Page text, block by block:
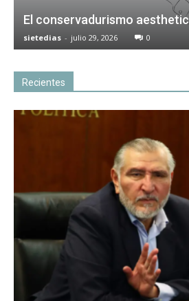
El conservadurismo aesthetic
sietedias - julio 29, 2026 0
Recientes